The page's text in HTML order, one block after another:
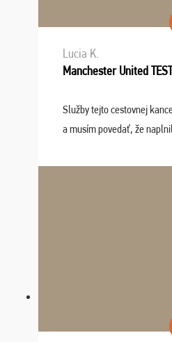
Lucia K.
Manchester United
Služby tejto cestovnej
a musím povedať, že
dispozícii nonstop (milí,